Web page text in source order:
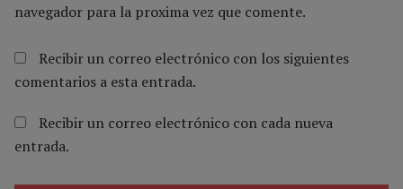
navegador para la proxima vez que comente.
Recibir un correo electrónico con los siguientes
comentarios a esta entrada.
Recibir un correo electrónico con cada nueva
entrada.